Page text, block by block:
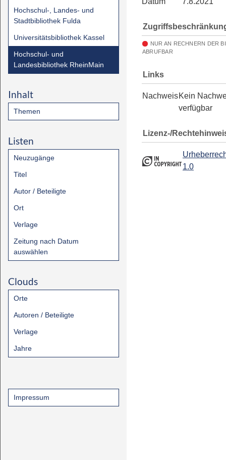
Hochschul-, Landes- und
Stadtbibliothek Fulda
Universitätsbibliothek Kassel
Hochschul- und
Landesbibliothek RheinMain
Inhalt
Themen
Listen
Neuzugänge
Titel
Autor / Beteiligte
Ort
Verlage
Zeitung nach Datum
auswählen
Clouds
Orte
Autoren / Beteiligte
Verlage
Jahre
Impressum
NUR AN RECHNERN DER
ABRUFBAR
Links
NachweisKein
verfügbar
Lizenz-/
1.0